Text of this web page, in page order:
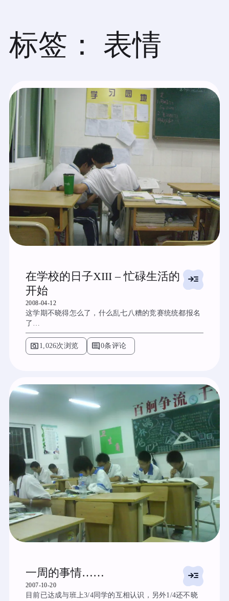
标签： 表情
在学校的日子XIII – 忙碌生活的
开始
2008-04-12
read_more
这学期不晓得怎么了，什么乱七八糟的竞赛统统都报名
了…
pageview 1,026次浏览 comment0条评论
一周的事情……
2007-10-20
read_more
目前已达成与班上3/4同学的互相认识，另外1/4还不晓